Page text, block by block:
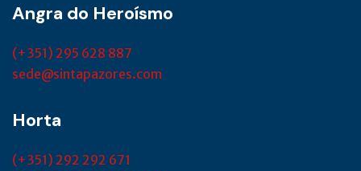
Angra do Heroísmo
(+351) 295 628 887
sede@sintapazores.com
Horta
(+351) 292 292 671